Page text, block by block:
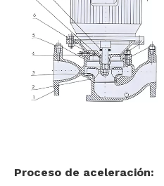
Proceso de aceleración: